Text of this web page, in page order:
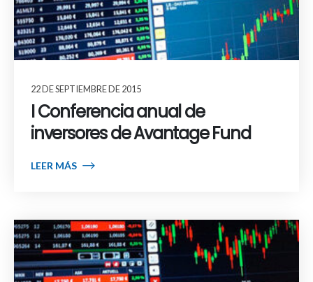
22 DE SEPTIEMBRE DE 2015
I Conferencia anual de
inversores de Avantage Fund
LEER MÁS